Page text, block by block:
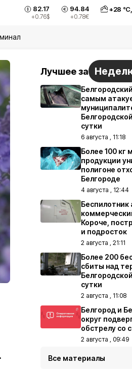
82.17
+0.76$
94.84
+0.78€
+28 °С,
Лучшее за
самым
сутки
6 августа , 11:18
Более 100 кг
продукции
полигоне
Белгороде
4 августа , 12:44
Беспилотник
Короче,
и подросток
2 августа , 21:11
Более 200
сбиты над
сутки
2 августа , 11:08
Белгород и
округ
обстрелу со
2 августа , 09:49
Все материалы